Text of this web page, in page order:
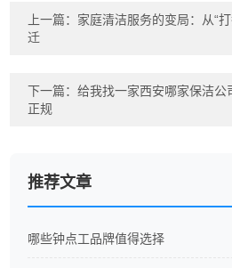
上一篇： 家庭清洁服务的变局：从“
迁
下一篇：给我找一家西安哪家保洁公
正规
推荐文章
哪些钟点工品牌值得选择